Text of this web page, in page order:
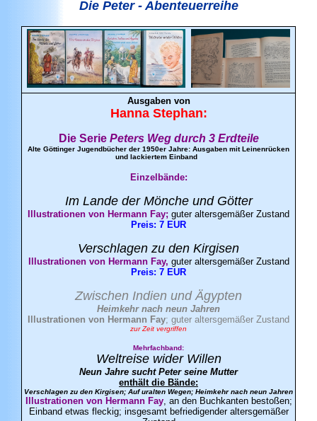
Die Peter - Abenteuerreihe
Ausgaben von
Hanna Stephan:
Die Serie Peters Weg durch 3 Erdteile
Alte Göttinger Jugendbücher der 1950er Jahre: Ausgaben mit Leinenrücken
und lackiertem Einband
Einzelbände:
Im Lande der Mönche und Götter
Illustrationen von Hermann Fay; guter altersgemäßer Zustand
Preis: 7 EUR
Verschlagen zu den Kirgisen
Illustrationen von Hermann Fay, guter altersgemäßer Zustand
Preis: 7 EUR
Zwischen Indien und Ägypten
Heimkehr nach neun Jahren
Illustrationen von Hermann Fay; guter altersgemäßer Zustand
zur Zeit vergriffen
Mehrfachband:
Weltreise wider Willen
Neun Jahre sucht Peter seine Mutter
enthält die Bände:
Verschlagen zu den Kirgisen; Auf uralten Wegen; Heimkehr nach neun Jahren
Illustrationen von Hermann Fay, an den Buchkanten bestoßen;
Einband etwas fleckig; insgesamt befriedigender altersgemäßer